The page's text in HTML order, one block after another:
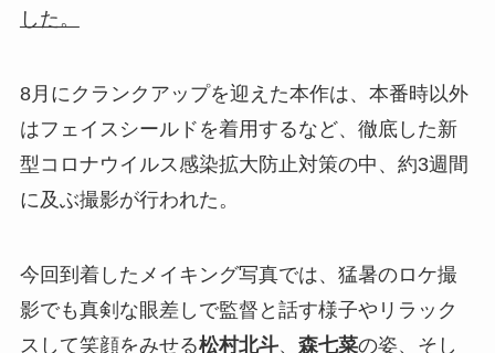
した。
8月にクランクアップを迎えた本作は、本番時以外
はフェイスシールドを着用するなど、徹底した新
型コロナウイルス感染拡大防止対策の中、約3週間
に及ぶ撮影が行われた。
今回到着したメイキング写真では、猛暑のロケ撮
影でも真剣な眼差しで監督と話す様子やリラック
スして笑顔をみせる松村北斗、 森七菜の姿、そし